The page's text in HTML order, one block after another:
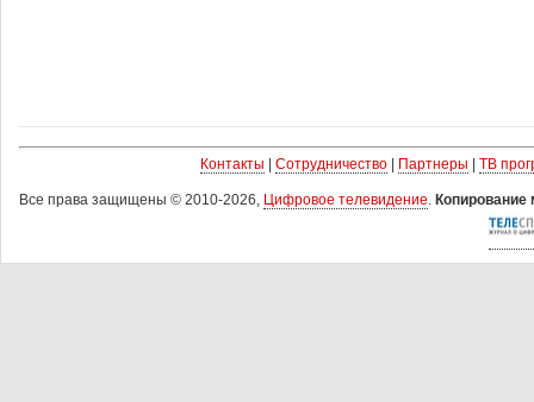
Контакты Сотрудничество| Партнеры ТВ
Все права защищены © 2010-2026, Цифровое телевидение. Копирование